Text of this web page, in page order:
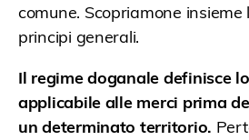
comune. Scopriamone
principi generali.
Il regime doganale definisce
applicabile alle merci prima
un determinato territorio.